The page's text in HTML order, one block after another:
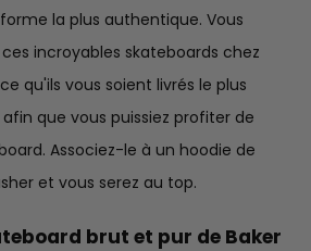
la plus authentique. Vous
incroyables skateboards chez
qu'ils vous soient livrés le plus
que vous puissiez profiter de
Associez-le à un hoodie de
et vous serez au top.
brut et pur de Baker